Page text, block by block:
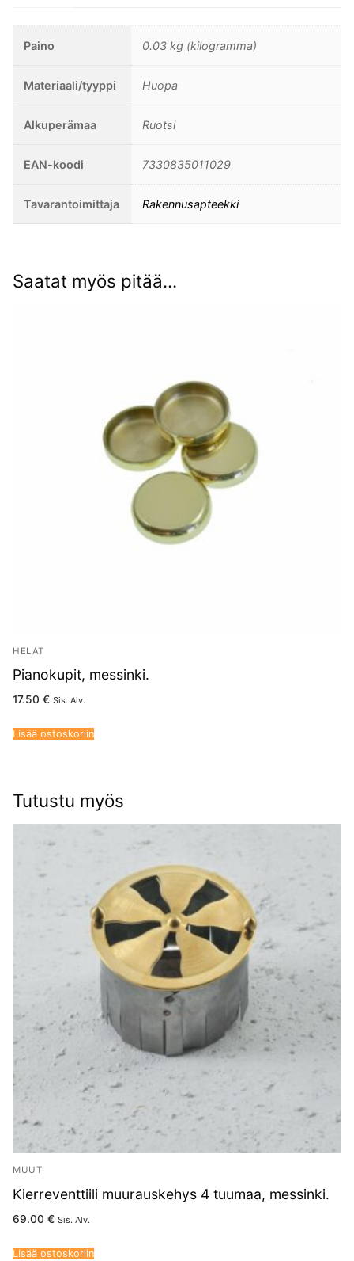
Paino 0.03 kg (kilogramma)
Materiaali/tyyppi Huopa
Alkuperämaa Ruotsi
EAN-koodi 7330835011029
Tavarantoimittaja Rakennusapteekki
Saatat myös pitää...
HELAT
Pianokupit, messinki.
17.50 € Sis. Alv.
Lisää ostoskoriin
Tutustu myös
MUUT
Kierreventtiili muurauskehys 4 tuumaa, messinki.
69.00 € Sis. Alv.
Lisää ostoskoriin